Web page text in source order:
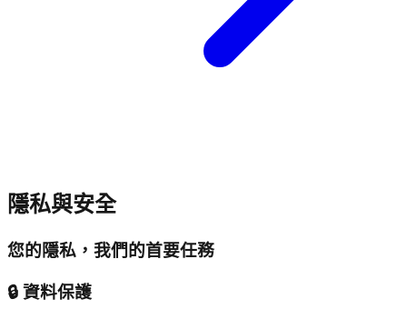
隱私與安全
您的隱私，我們的首要任務
🔒 資料保護